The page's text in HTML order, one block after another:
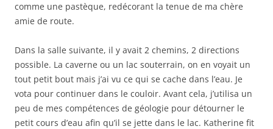
comme une pastèque, redécorant la tenue de ma chère
amie de route.
Dans la salle suivante, il y avait 2 chemins, 2 directions
possible. La caverne ou un lac souterrain, on en voyait un
tout petit bout mais j’ai vu ce qui se cache dans l’eau. Je
vota pour continuer dans le couloir. Avant cela, j’utilisa un
peu de mes compétences de géologie pour détourner le
petit cours d’eau afin qu’il se jette dans le lac. Katherine fit